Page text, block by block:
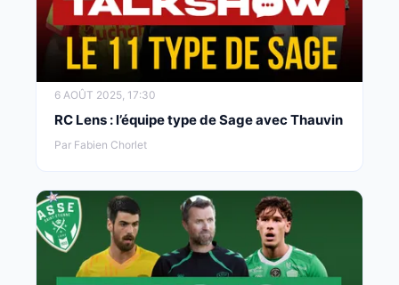
6 AOÛT 2025, 17:30
RC Lens : l’équipe type de Sage avec Thauvin
Par Fabien Chorlet